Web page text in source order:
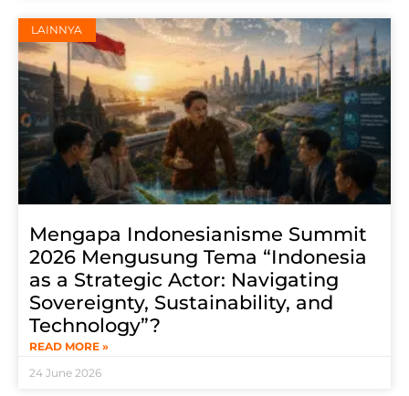
LAINNYA
Mengapa Indonesianisme Summit
2026 Mengusung Tema “Indonesia
as a Strategic Actor: Navigating
Sovereignty, Sustainability, and
Technology”?
READ MORE »
24 June 2026